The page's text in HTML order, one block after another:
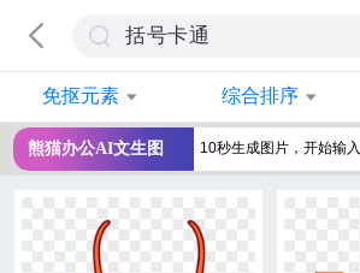
免抠元素 综合排序
熊猫办公AI文生图